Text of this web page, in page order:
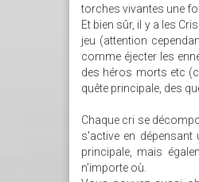
torches vivantes une
Et bien sûr, il y a les
jeu (attention
comme éjecter les
des héros morts etc
quête principale, des
Chaque cri se
s'active en
principale, mais
n'importe où.